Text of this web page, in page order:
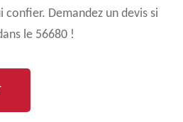
confier. Demandez un devis si
le 56680 !